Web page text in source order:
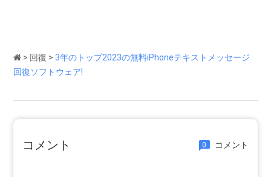
> 回復 > 3年のトップ2023の無料iPhoneテキストメッセージ
回復ソフトウェア!
コメント 0 コメント